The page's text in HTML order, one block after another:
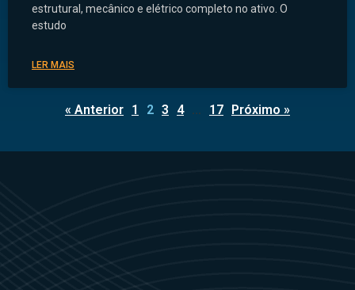
estrutural, mecânico e elétrico completo no ativo. O
estudo
LER MAIS
« Anterior 1 2 3 4 … 17 Próximo »